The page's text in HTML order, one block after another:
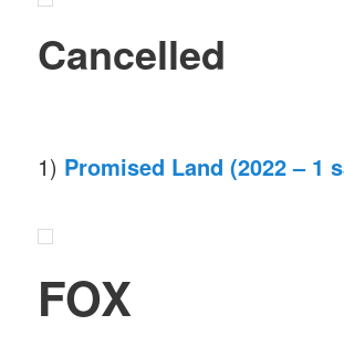
Cancelled
1) Promised Land (2022 – 1
FOX